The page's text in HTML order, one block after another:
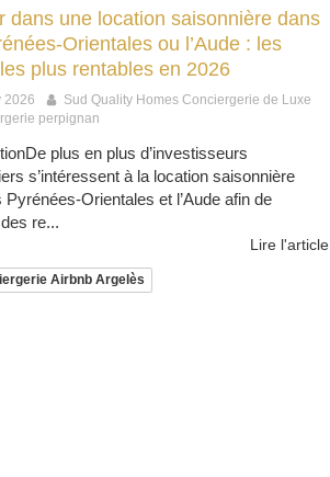
dans une location saisonnière dans
Orientales ou l’Aude : les
plus rentables en 2026
2026
Sud Quality Homes Conciergerie de Luxe
perpignan
plus en plus d’investisseurs
s’intéressent à la location saisonnière
Pyrénées-Orientales et l’Aude afin de
re...
Lire l'article
Airbnb Argelès